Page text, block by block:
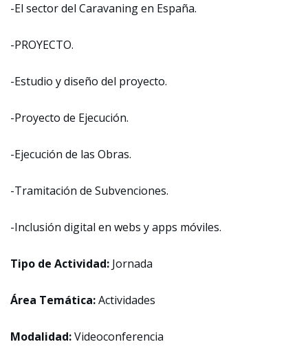
-El sector del Caravaning en España.
-PROYECTO.
-Estudio y diseño del proyecto.
-Proyecto de Ejecución.
-Ejecución de las Obras.
-Tramitación de Subvenciones.
-Inclusión digital en webs y apps móviles.
Tipo de Actividad: Jornada
Área Temática:Actividades
Modalidad:Videoconferencia